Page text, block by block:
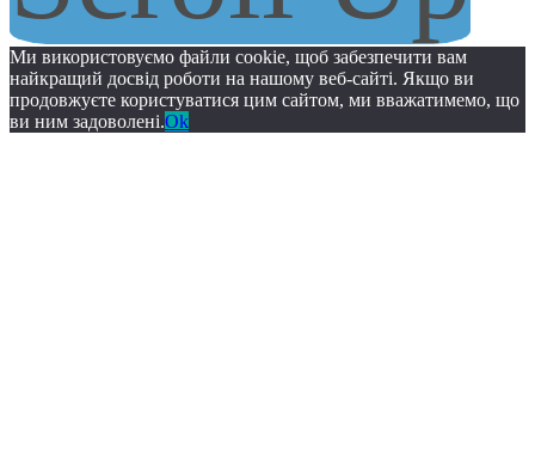
Ми використовуємо файли cookie, щоб забезпечити вам
найкращий досвід роботи на нашому веб-сайті. Якщо ви
продовжуєте користуватися цим сайтом, ми вважатимемо, що
ви ним задоволені.Ok